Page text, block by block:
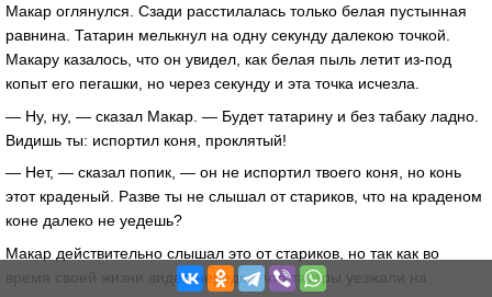
Макар оглянулся. Сзади расстилалась только белая пустынная
равнина. Татарин мелькнул на одну секунду далекою точкой.
Макару казалось, что он увидел, как белая пыль летит из-под
копыт его пегашки, но через секунду и эта точка исчезла.
— Ну, ну, — сказал Макар. — Будет татарину и без табаку ладно.
Видишь ты: испортил коня, проклятый!
— Нет, — сказал попик, — он не испортил твоего коня, но конь
этот краденый. Разве ты не слышал от стариков, что на краденом
коне далеко не уедешь?
Макар действительно слышал это от стариков, но так как во
время своей жизни видел нередко, что татары уезжали на